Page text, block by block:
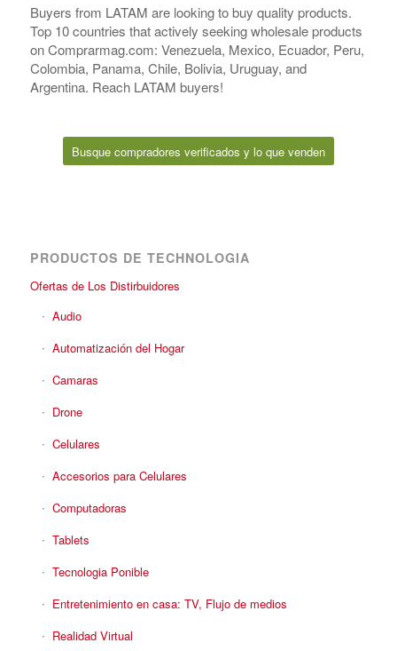
Buyers from LATAM are looking to buy quality products.
Top 10 countries that actively seeking wholesale products
on Comprarmag.com: Venezuela, Mexico, Ecuador, Peru,
Colombia, Panama, Chile, Bolivia, Uruguay, and
Argentina. Reach LATAM buyers!
Busque compradores verificados y lo que venden
PRODUCTOS DE TECHNOLOGIA
Ofertas de Los Distirbuidores
Audio
Automatización del Hogar
Camaras
Drone
Celulares
Accesorios para Celulares
Computadoras
Tablets
Tecnologia Ponible
Entretenimiento en casa: TV, Flujo de medios
Realidad Virtual